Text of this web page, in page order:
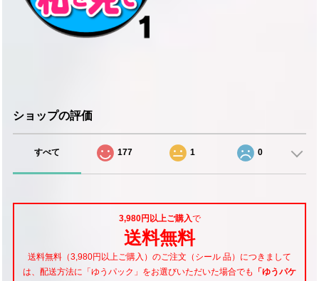
ショップの評価
すべて 177 1 0
3,980円以上ご購入で
送料無料
送料無料（3,980円以上ご購入）のご注文（シール 品）につきまして
は、配送方法に「ゆうパック」をお選びいただいた場合でも
「ゆうパケ